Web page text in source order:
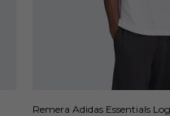
Remera Adidas Essentials